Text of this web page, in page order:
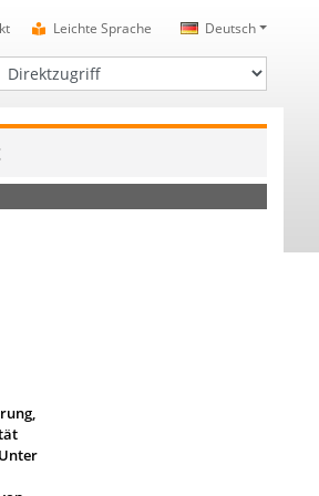
Deutsch
Leichte Sprache